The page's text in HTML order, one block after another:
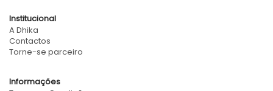
Institucional
A Dhika
Contactos
Torne-se parceiro
Informações